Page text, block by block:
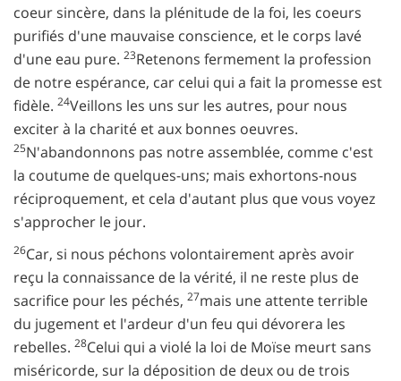
coeur sincère, dans la plénitude de la foi, les coeurs
purifiés d'une mauvaise conscience, et le corps lavé
d'une eau pure. 23Retenons fermement la profession
de notre espérance, car celui qui a fait la promesse est
fidèle. 24Veillons les uns sur les autres, pour nous
exciter à la charité et aux bonnes oeuvres.
25N'abandonnons pas notre assemblée, comme c'est
la coutume de quelques-uns; mais exhortons-nous
réciproquement, et cela d'autant plus que vous voyez
s'approcher le jour.
26Car, si nous péchons volontairement après avoir
reçu la connaissance de la vérité, il ne reste plus de
sacrifice pour les péchés, 27mais une attente terrible
du jugement et l'ardeur d'un feu qui dévorera les
rebelles. 28Celui qui a violé la loi de Moïse meurt sans
miséricorde, sur la déposition de deux ou de trois